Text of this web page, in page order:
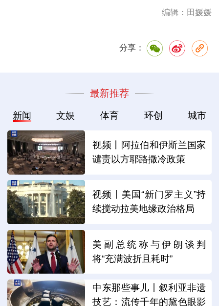
编辑：田媛媛
分享：
最新推荐
新闻 文娱 体育 环创 城市
视频丨阿拉伯和伊斯兰国家
谴责以方耶路撒冷政策
视频丨美国“新门罗主义”持
续搅动拉美地缘政治格局
美副总统称与伊朗谈判
将“充满波折且耗时”
中东那些事儿丨叙利亚非遗
技艺：流传千年的黛色眼影